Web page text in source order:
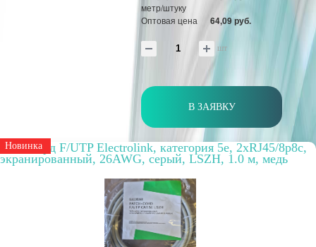
метр/штуку
Оптовая цена 64,09 руб.
шт
В ЗАЯВКУ
Патч-корд F/UTP Electrolink, категория 5е, 2xRJ45/8p8c,
экранированный, 26AWG, серый, LSZH, 1.0 м, медь
Новинка